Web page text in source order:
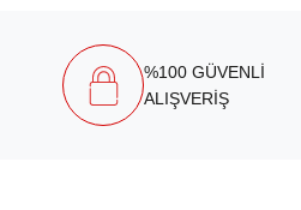
%100 GÜVENLİ
ALIŞVERİŞ